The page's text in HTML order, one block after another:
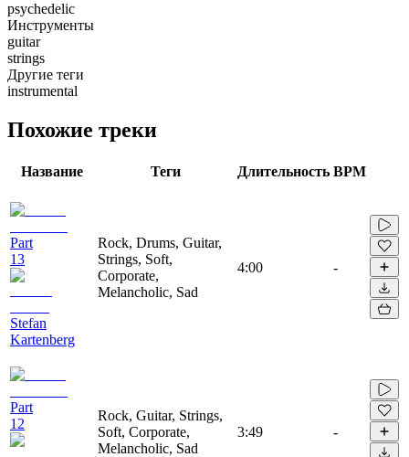
psychedelic
Инструменты
guitar
strings
Другие теги
instrumental
Похожие треки
Название Теги Длительность BPM
Part
13
Stefan
Kartenberg
Rock, Drums, Guitar,
Strings, Soft,
Corporate,
Melancholic, Sad
4:00 -
Part
12
Rock, Guitar, Strings,
Soft, Corporate,
Melancholic, Sad
3:49 -